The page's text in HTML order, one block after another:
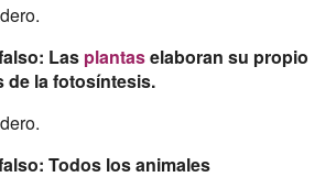
Las plantaselaboran su propio
de la fotosíntesis.
Todos los animales